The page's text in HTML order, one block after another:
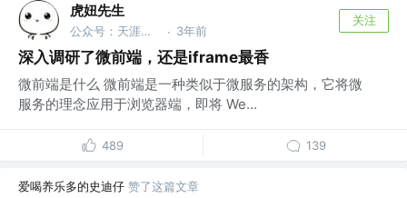
虎妞先生
公众号：天涯碧草话斜阳 · 3年前
关注
深入调研了微前端，还是iframe最香
微前端是什么 微前端是一种类似于微服务的架构，它将微
服务的理念应用于浏览器端，即将 We...
489 139
爱喝养乐多的史迪仔 赞了这篇文章